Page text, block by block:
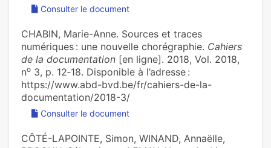
Consulter le document
CHABIN, Marie-Anne. Sources et traces
numériques : une nouvelle chorégraphie. Cahiers
de la documentation [en ligne]. 2018, Vol. 2018,
no 3, p. 12‑18. Disponible à l’adresse :
https://www.abd-bvd.be/fr/cahiers-de-la-
documentation/2018-3/
Consulter le document
CÔTÉ-LAPOINTE, Simon, WINAND, Annaëlle,